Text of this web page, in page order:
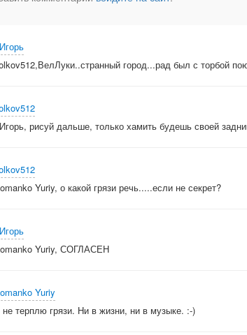
город...рад был с торбой
рисуй дальше, только хамить будешь своей
Yuriy, о какой грязи речь.....если не секрет?
Yuriy, СОГЛАСЕН
Yuriy
терплю грязи. Ни в жизни, ни в музыке. :-)